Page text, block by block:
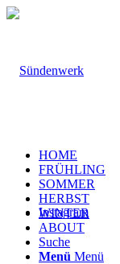
Instagram
HOME
FRÜHLING
SOMMER
HERBST
WINTER
ABOUT
Suche
Menü Menü